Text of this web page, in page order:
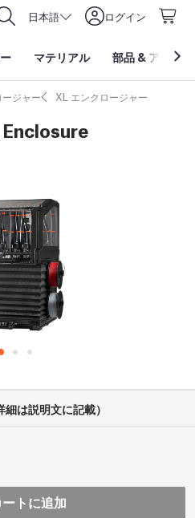
日本語 ログイン
マテリアル 部品 & アクセ
ジャー XL エンクロージャー
は説明文に記載）
ートに追加